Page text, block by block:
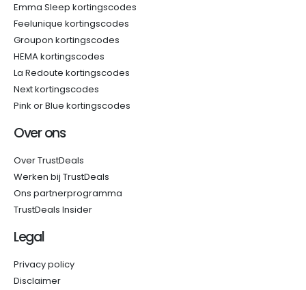
Emma Sleep kortingscodes
Feelunique kortingscodes
Groupon kortingscodes
HEMA kortingscodes
La Redoute kortingscodes
Next kortingscodes
Pink or Blue kortingscodes
Over ons
Over TrustDeals
Werken bij TrustDeals
Ons partnerprogramma
TrustDeals Insider
Legal
Privacy policy
Disclaimer